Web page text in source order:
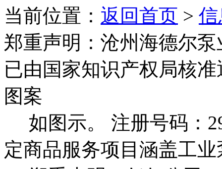
当前位置： 返回首页 >
郑重声明： 沧州海德尔
已由国家知识产权局核
图案
如图示。 注册号码：
定商品服务项目涵盖工